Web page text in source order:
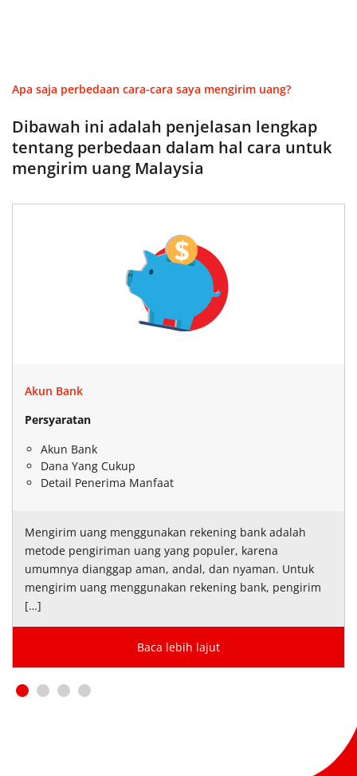
Apa saja perbedaan cara-cara saya mengirim uang?
Dibawah ini adalah penjelasan lengkap
tentang perbedaan dalam hal cara untuk
mengirim uang Malaysia
Akun Bank
Persyaratan
Akun Bank
Dana Yang Cukup
Detail Penerima Manfaat
Mengirim uang menggunakan rekening bank adalah
metode pengiriman uang yang populer, karena
umumnya dianggap aman, andal, dan nyaman. Untuk
mengirim uang menggunakan rekening bank, pengirim
[…]
Baca lebih lajut